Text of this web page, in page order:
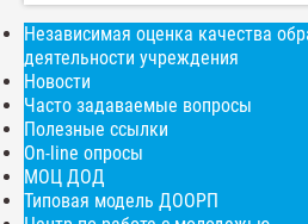
Независимая оценка качества
деятельности учреждения
Новости
Часто задаваемые вопросы
Полезные ссылки
On-line опросы
МОЦ ДОД
Типовая модель ДООРП